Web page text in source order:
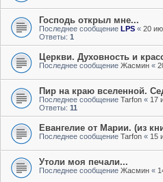
Господь открыл мне...
Последнее сообщение LPS « 20
Ответы: 1
Церкви. Духовность и
Последнее сообщение Жасмин «
Пир на краю вселенной.
Последнее сообщение Tarfon « 17
Ответы: 11
Евангелие от Марии. (из
Последнее сообщение Tarfon « 15
Утоли моя печали...
Последнее сообщение Жасмин «